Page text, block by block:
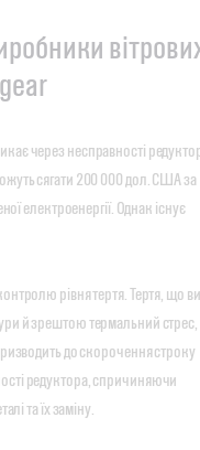
через несправності
сягати 200 000 дол. США за
електроенергії. Однак існує
рівня тертя. Тертя, що
й зрештою термальний
до скорочення строку
редуктора, спричиняючи
та їх заміну.